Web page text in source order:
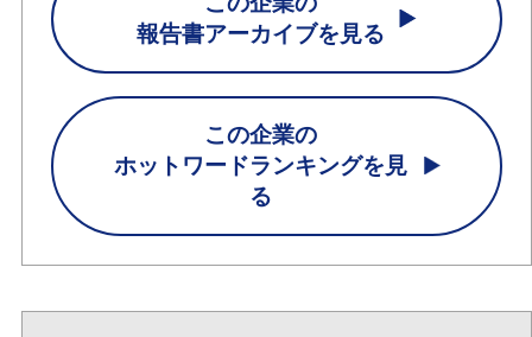
報告書アーカイブを見る
この企業の
ホットワードランキングを見
る